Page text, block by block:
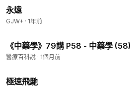
永遠
GJW+ · 1年前
《中藥學》79講 P58 - 中藥學 (58)
醫療百科說 · 1個月前
極速飛馳